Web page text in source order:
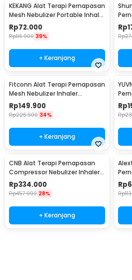
KEKANG Alat Terapi Pernapasan
Mesh Nebulizer Portable Inhaler
Atomizer Plug In - KE-N11
Rp72.000
Rp116.900 39%
+ Keranjang
Rp
Rp
Fitconn Alat Terapi Pernapasan
Mesh Nebulizer Inhaler
Atomizer - MY-135B
Rp149.900
Rp226.900 34%
+ Keranjang
Rp
Rp
CNB Alat Terapi Pernapasan
Compressor Nebulizer Inhaler
Atomizer - 69025S
Rp334.000
Rp457.900 28%
+ Keranjang
Rp
Rp